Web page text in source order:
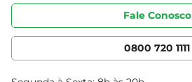
Portal do fornecedor
Cencosud Media
Código de ética
Serviços
Clube Bretas
Blog Bretas
Fale Conosco
0800 720 1111